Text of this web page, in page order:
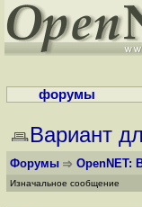
форумы
Вариант
Форумы OpenNET:
Изначальное сообщение